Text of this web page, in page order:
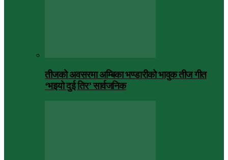
तीजको अवसरमा अम्बिका भण्डारीको भावुक तीज गीत
‘भइयो दुई तिर’ सार्वजनिक